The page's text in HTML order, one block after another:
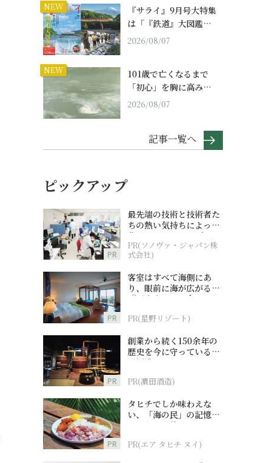
NEW
『サライ』9月号大特集
は「『鉄道』大図鑑…
2026/08/07
NEW
101歳で亡くなるまで
「初心」を胸に高み…
2026/08/07
記事一覧へ
ピックアップ
PR
最先端の技術と技術者た
ちの熱い気持ちによって
作られているオーダーメ
イド補聴器
PR(ソノヴァ・ジャパン株
式会社)
PR
客室はすべて海側にあ
り、眼前に海が広がる
『西表島ホテル by 星野
PR(星野リゾート)
PR
創業から続く150余年の
歴史を今に守っている濵
田酒造
PR(濵田酒造)
PR
タヒチでしか味わえな
い、「海の民」の記憶へ
とつながる旅
PR(エア タヒチ ヌイ)